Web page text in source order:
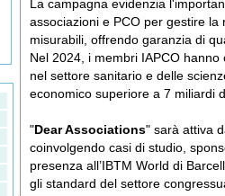
La campagna evidenzia
associazioni e PCO per gestire
misurabili, offrendo garanzia di
Nel 2024, i membri IAPCO
nel settore sanitario e delle
economico superiore a 7 miliardi
"Dear Associations" sarà attiva
coinvolgendo casi di studio,
presenza all’IBTM World di
gli standard del settore